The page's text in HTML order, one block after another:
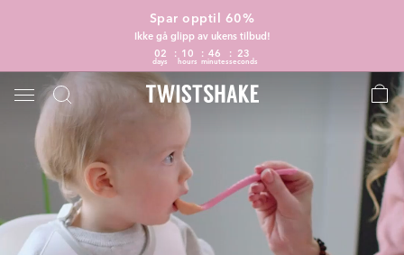
Spar opptil 60%
Ikke gå glipp av ukens tilbud!
02
days
10
hours
46
minutes
21
seconds